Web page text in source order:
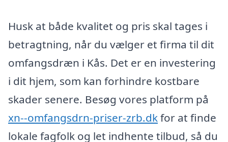
Husk at både kvalitet og pris skal tages i
betragtning, når du vælger et firma til dit
omfangsdræn i Kås. Det er en investering
i dit hjem, som kan forhindre kostbare
skader senere. Besøg vores platform på
xn--omfangsdrn-priser-zrb.dkfor at finde
lokale fagfolk og let indhente tilbud, så du